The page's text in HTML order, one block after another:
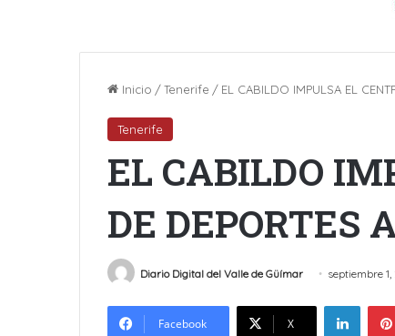
Inicio /Tenerife / EL CABILDO IMPULSA EL
Tenerife
EL CABILDO
DE DEPORTES
Diario Digital del Valle de Güímar septiembre
Facebook X